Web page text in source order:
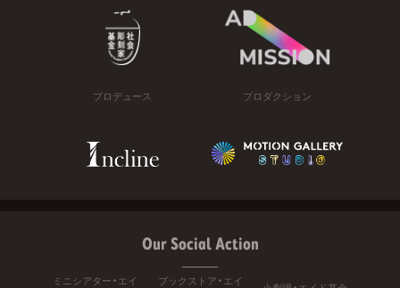
プロデュース プロダクション
Our Social Action
ミニシアター・エイ
ブックストア・エイ